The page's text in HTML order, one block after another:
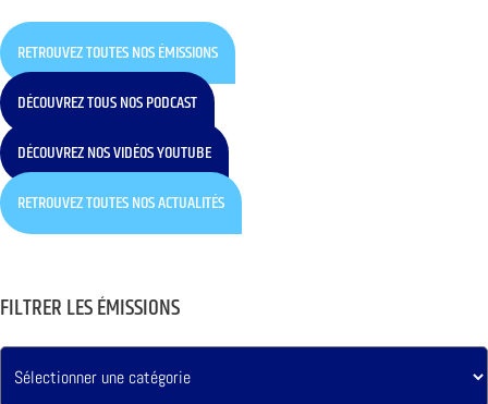
RETROUVEZ TOUTES NOS ÉMISSIONS
DÉCOUVREZ TOUS NOS PODCAST
DÉCOUVREZ NOS VIDÉOS YOUTUBE
RETROUVEZ TOUTES NOS ACTUALITÉS
FILTRER LES ÉMISSIONS